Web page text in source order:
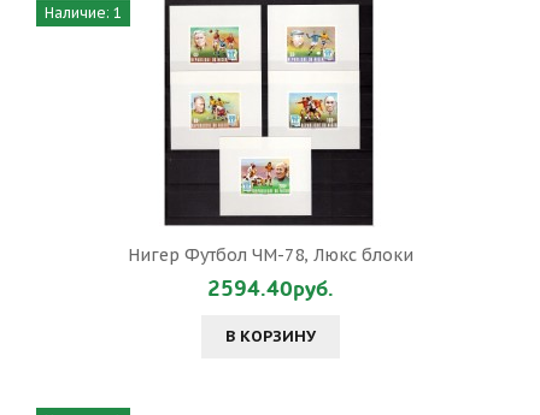
Наличие: 1
Нигер Футбол ЧМ-78, Люкс блоки
2594.40руб.
В КОРЗИНУ